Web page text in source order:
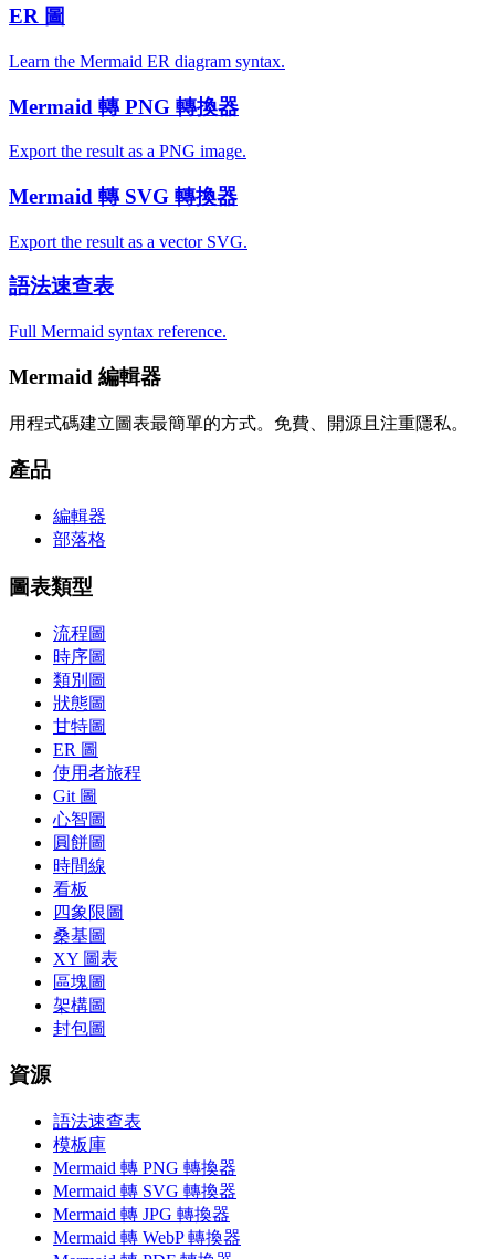
ER 圖
Learn the Mermaid ER diagram syntax.
Mermaid 轉 PNG 轉換器
Export the result as a PNG image.
Mermaid 轉 SVG 轉換器
Export the result as a vector SVG.
語法速查表
Full Mermaid syntax reference.
Mermaid 編輯器
用程式碼建立圖表最簡單的方式。免費、開源且注重隱私。
產品
編輯器
部落格
圖表類型
流程圖
時序圖
類別圖
狀態圖
甘特圖
ER 圖
使用者旅程
Git 圖
心智圖
圓餅圖
時間線
看板
四象限圖
桑基圖
XY 圖表
區塊圖
架構圖
封包圖
資源
語法速查表
模板庫
Mermaid 轉 PNG 轉換器
Mermaid 轉 SVG 轉換器
Mermaid 轉 JPG 轉換器
Mermaid 轉 WebP 轉換器